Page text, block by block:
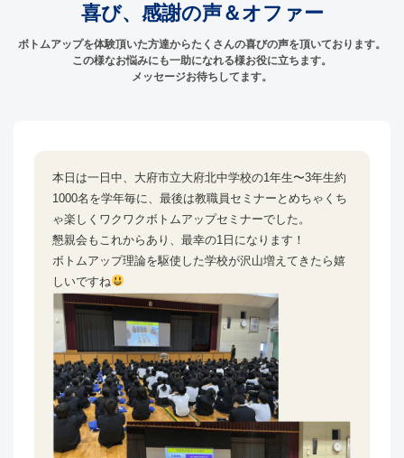
喜び、感謝の声＆オファー
ボトムアップを体験頂いた方達からたくさんの喜びの声を頂いております。
この様なお悩みにも一助になれる様お役に立ちます。
メッセージお待ちしてます。
本日は一日中、大府市立大府北中学校の1年生〜3年生約
1000名を学年毎に、最後は教職員セミナーとめちゃくち
ゃ楽しくワクワクボトムアップセミナーでした。
懇親会もこれからあり、最幸の1日になります！
ボトムアップ理論を駆使した学校が沢山増えてきたら嬉
しいですね